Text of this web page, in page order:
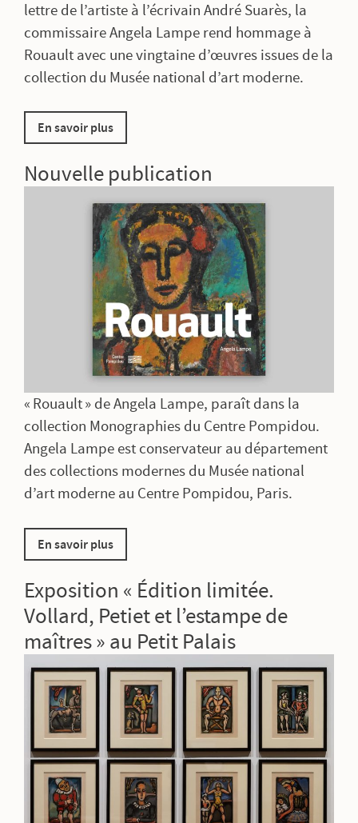
lettre de l’artiste à l’écrivain André Suarès, la
commissaire Angela Lampe rend hommage à
Rouault avec une vingtaine d’œuvres issues de la
collection du Musée national d’art moderne.
En savoir plus
Nouvelle publication
« Rouault » de Angela Lampe, paraît dans la
collection Monographies du Centre Pompidou.
Angela Lampe est conservateur au département
des collections modernes du Musée national
d’art moderne au Centre Pompidou, Paris.
En savoir plus
Exposition « Édition limitée.
Vollard, Petiet et l’estampe de
maîtres » au Petit Palais